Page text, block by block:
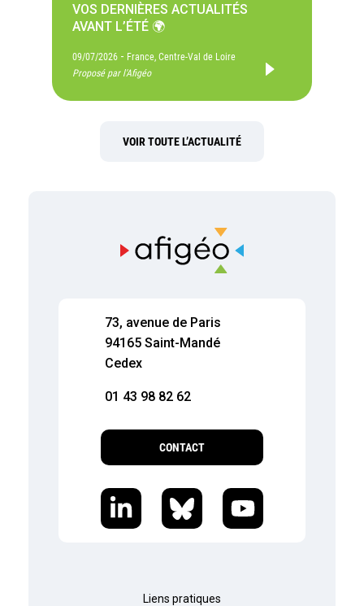
VOS DERNIÈRES ACTUALITÉS
AVANT L’ÉTÉ 🌍
09/07/2026 - France, Centre-Val de Loire
Proposé par l'Afigéo
VOIR TOUTE L’ACTUALITÉ
73, avenue de Paris
94165 Saint-Mandé
Cedex
01 43 98 82 62
CONTACT
Liens pratiques